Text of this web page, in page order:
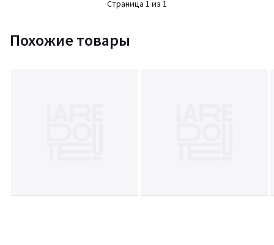
Страница 1 из 1
Похожие товары